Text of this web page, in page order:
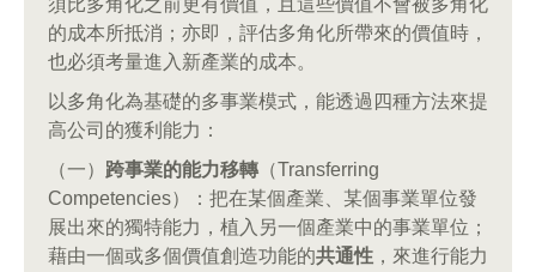
須比多角化之前更有價值，且這些價值不會被多角化
的成本所抵消；亦即，評估多角化所帶來的價值時，
也必須考量進入新產業的成本。
以多角化為基礎的多事業模式，能透過四種方法來提
高公司的獲利能力：
（一） 跨事業的能力移轉 （Transferring
Competencies）：把在某個產業、某個事業單位發
展出來的獨特能力，植入另一個產業中的事業單位；
藉由一個或多個價值創造功能的共通性 ，來進行能力